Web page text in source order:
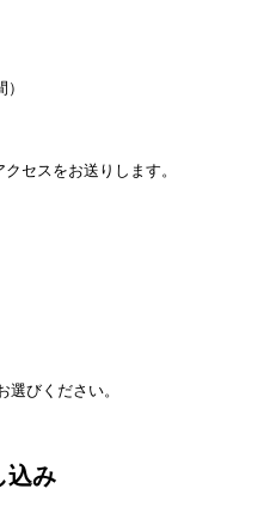
セスをお送りします。
びください。
込み